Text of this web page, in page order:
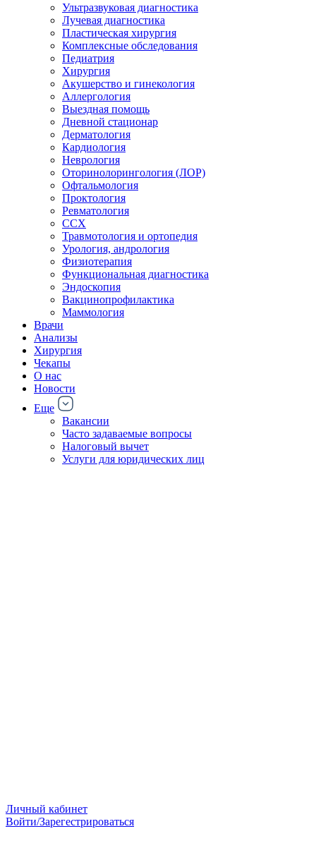
Ультразвуковая диагностика
Лучевая диагностика
Пластическая хирургия
Комплексные обследования
Педиатрия
Хирургия
Акушерство и гинекология
Аллергология
Выездная помощь
Дневной стационар
Дерматология
Кардиология
Неврология
Оторинолорингология (ЛОР)
Офтальмология
Проктология
Ревматология
ССХ
Травмотология и ортопедия
Урология, андрология
Физиотерапия
Функциональная диагностика
Эндоскопия
Вакцинопрофилактика
Маммология
Врачи
Анализы
Хирургия
Чекапы
О нас
Новости
Еще
Вакансии
Часто задаваемые вопросы
Налоговый вычет
Услуги для юридических лиц
Личный кабинет
Войти/Зарегестрироваться